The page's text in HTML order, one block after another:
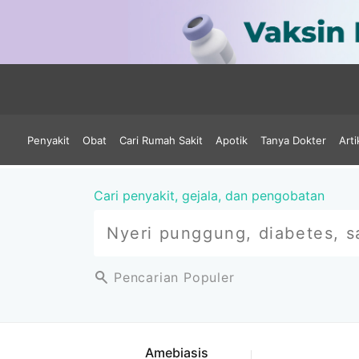
Penyakit Obat Cari Rumah Sakit Apotik Tanya Dokter
Cari penyakit, gejala, dan pengobatan
Pencarian Populer
Amebiasis